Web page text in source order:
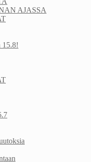
AJASSA
15.8!